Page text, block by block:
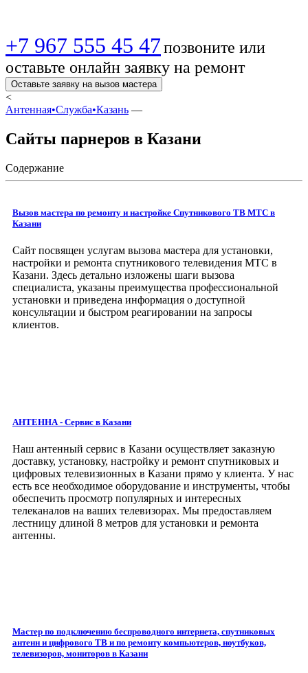
+7 967 555 45 47позвоните или
оставьте онлайн заявку на ремонт
Оставьте заявку на вызов мастера
<
Антенная•Служба•Казань —
Сайты парнеров в Казани
Содержание
Вызов мастера по ремонту и настройке Спутникового ТВ МТС в
Казани
Сайт посвящен услугам вызова мастера для установки,
настройки и ремонта спутникового телевидения МТС в
Казани. Здесь детально изложены шаги вызова
специалиста, указаны преимущества профессиональной
установки и приведена информация о доступной
консультации и быстром реагировании на запросы
клиентов.
АНТЕННА - Сервис в Казани
Наш антенный сервис в Казани осуществляет заказную
доставку, установку, настройку и ремонт спутниковых и
цифровых телевизионных в Казани прямо у клиента. У нас
есть все необходимое оборудование и инструменты, чтобы
обеспечить просмотр популярных и интересных
телеканалов на ваших телевизорах. Мы предоставляем
лестницу длиной 8 метров для установки и ремонта
антенны.
Мастер по подключению беспроводного интернета, спутниковых
антенн и цифрового ТВ и по ремонту компьютеров, ноутбуков,
телевизоров, мониторов в Казани